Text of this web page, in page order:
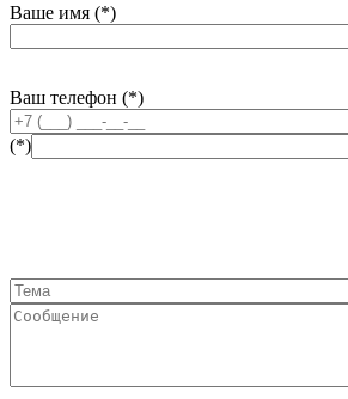
Ваше имя (*)
Ваш телефон (*)
(*)